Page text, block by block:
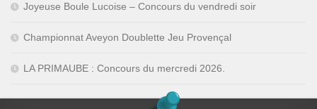
Joyeuse Boule Lucoise – Concours du vendredi soir
Championnat Aveyon Doublette Jeu Provençal
LA PRIMAUBE : Concours du mercredi 2026.